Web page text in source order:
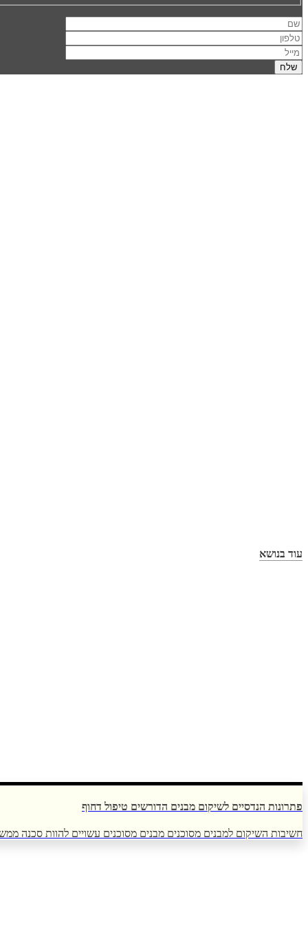
עוד בנושא
פתרונות הנדסיים לשיקום מבנים הדורשים טיפול דחוף
חשיבות השיקום למבנים מסוכנים מבנים מסוכנים עשויים להוות סכנה